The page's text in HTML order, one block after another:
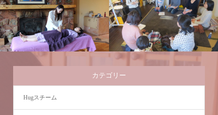
カテゴリー
Hugスチーム